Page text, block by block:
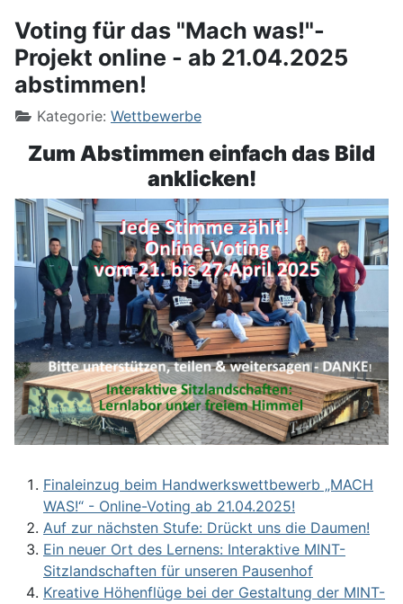
Voting für das "Mach was!"-
Projekt online - ab 21.04.2025
abstimmen!
Kategorie: Wettbewerbe
Zum Abstimmen einfach das Bild
anklicken!
Finaleinzug beim Handwerkswettbewerb „MACH
WAS!“ - Online-Voting ab 21.04.2025!
Auf zur nächsten Stufe: Drückt uns die Daumen!
Ein neuer Ort des Lernens: Interaktive MINT-
Sitzlandschaften für unseren Pausenhof
Kreative Höhenflüge bei der Gestaltung der MINT-